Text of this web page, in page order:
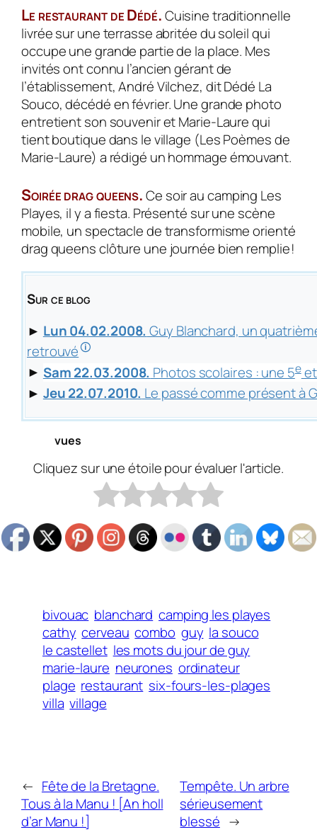
Le restaurant de Dédé.Cuisine traditionnelle
livrée sur une terrasse abritée du soleil qui
occu­pe une grande partie de la place. Mes
invités ont connu l’ancien gérant de
l’établissement, André Vilchez, dit Dédé La
Souco, décédé en février. Une grande photo
entretient son souvenir et Marie-Laure qui
tient boutique dans le village (Les Poèmes de
Marie-Laure) a rédigé un hom­mage émouvant.
Soirée drag queens.Ce soir au camping Les
Playes, il y a fiesta. Présenté sur une scène
mobile, un spectacle de transformisme orienté
drag queens clôture une journée bien remplie !
Sur ce blog
► Lun 04.02.2008. Guy Blanchard, un
retrouvé🛈
► Sam 22.03.2008. Photos scolaires : une 5eet
► Jeu 22.07.2010. Le passé comme présent à
vues
Cliquez sur une étoile pour évaluer l'article.
bivouac blanchard camping les playes
cathy cerveau combo guy la souco
le castellet les mots du jour de guy
marie-laure neurones ordinateur
plage restaurant six-fours-les-plages
villa village
← Fête de la Bretagne.
Tous à la Manu ! [An holl
d’ar Manu !]
Tempête. Un arbre
sérieusement
blessé →